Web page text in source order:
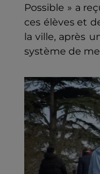
Possible » a
ces élèves et
la ville, après
système de